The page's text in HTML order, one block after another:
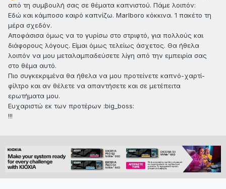
από τη συμβουλή σας σε θέματα καπνιστού. Πάμε λοιπόν:
Εδώ και κάμποσο καιρό καπνίζω. Μarlboro κόκκινα. 1 πακέτο τη
μέρα σχεδόν.
Αποφάσισα όμως να το γυρίσω στο στριφτό, για πολλούς και
διάφορους λόγους. Είμαι όμως τελείως άσχετος. Θα ήθελα
λοιπόν να μου μεταλαμπαδεύσετε λίγη από την εμπειρία σας
στο θέμα αυτό.
Πιο συγκεκριμένα θα ήθελα να μου προτείνετε καπνό-χαρτί-
φίλτρο και αν θέλετε να απαντήσετε και σε μετέπειτα
ερωτήματα μου.
Ευχαριστώ εκ των προτέρων :big_boss:
!!!